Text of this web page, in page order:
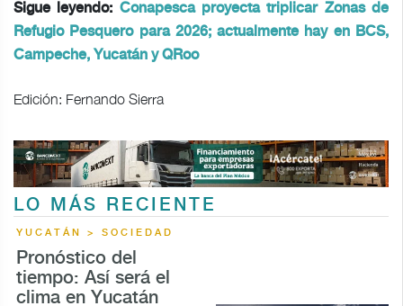
Sigue leyendo: Conapesca proyecta triplicar Zonas de
Refugio Pesquero para 2026; actualmente hay en BCS,
Campeche, Yucatán y QRoo
Edición: Fernando Sierra
LO MÁS RECIENTE
YUCATÁN > SOCIEDAD
Pronóstico del
tiempo: Así será el
clima en Yucatán